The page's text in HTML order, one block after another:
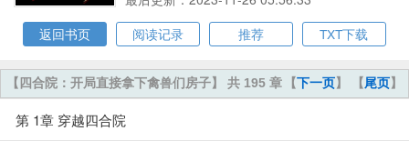
返回书页
阅读记录 推荐 TXT下载
【下一页】 【尾页】
【四合院：开局直接拿下禽兽们房子】 共 195 章
第 1章 穿越四合院